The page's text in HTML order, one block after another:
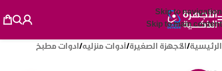
Skip to navigation
Skip to main content
الرئيسية/الأجهزة الصغيرة/أدوات منزليه/ادوات مطبخ